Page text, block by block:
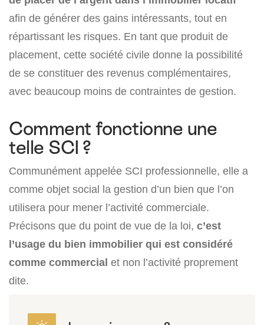
afin de générer des gains intéressants, tout en
répartissant les risques. En tant que produit de
placement, cette société civile donne la possibilité
de se constituer des revenus complémentaires,
avec beaucoup moins de contraintes de gestion.
Comment fonctionne une
telle SCI ?
Communément appelée SCI professionnelle, elle a
comme objet social la gestion d’un bien que l’on
utilisera pour mener l’activité commerciale.
Précisons que du point de vue de la loi, c’est
l’usage du bien immobilier qui est considéré
comme commercial et non l’activité proprement
dite.